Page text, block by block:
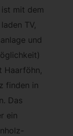
ist mit dem
TV,
und
Haarföhn,
finden in
Das
ein